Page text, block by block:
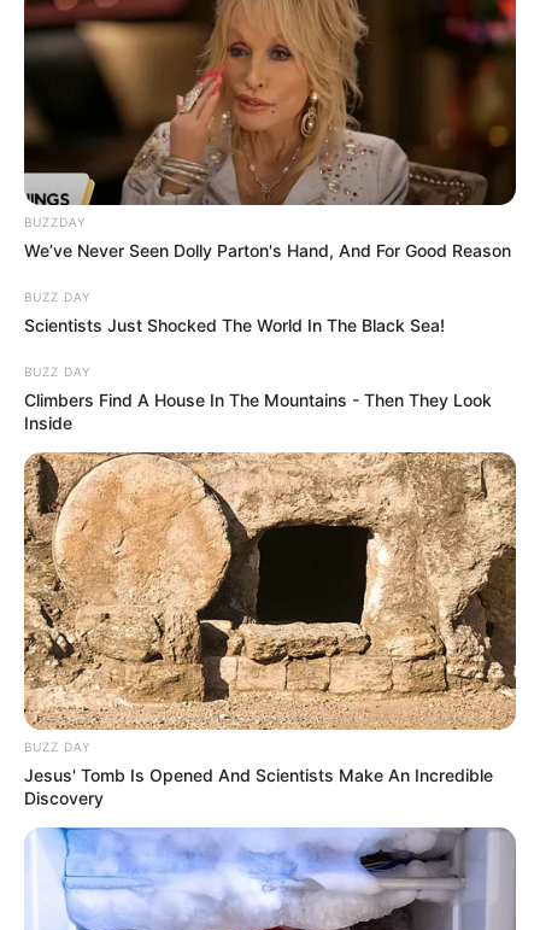
BUZZDAY
We’ve Never Seen Dolly Parton's Hand, And For Good Reason
BUZZ DAY
Scientists Just Shocked The World In The Black Sea!
BUZZ DAY
Climbers Find A House In The Mountains - Then They Look
Inside
BUZZ DAY
Jesus' Tomb Is Opened And Scientists Make An Incredible
Discovery